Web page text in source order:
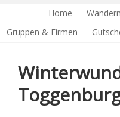
Home Wandern
Gruppen & Firmen